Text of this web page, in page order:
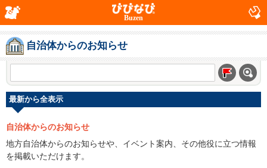
Buzen
自治体からのお知らせ
最新から全表示
自治体からのお知らせ
地方自治体からのお知らせや、イベント案内、その他役に立つ情報
を掲載いただけます。